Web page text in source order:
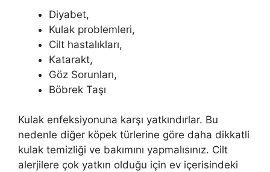
Diyabet,
Kulak problemleri,
Cilt hastalıkları,
Katarakt,
Göz Sorunları,
Böbrek Taşı
Kulak enfeksiyonuna karşı yatkındırlar. Bu
nedenle diğer köpek türlerine göre daha dikkatli
kulak temizliği ve bakımını yapmalısınız. Cilt
alerjilere çok yatkın olduğu için ev içerisindeki